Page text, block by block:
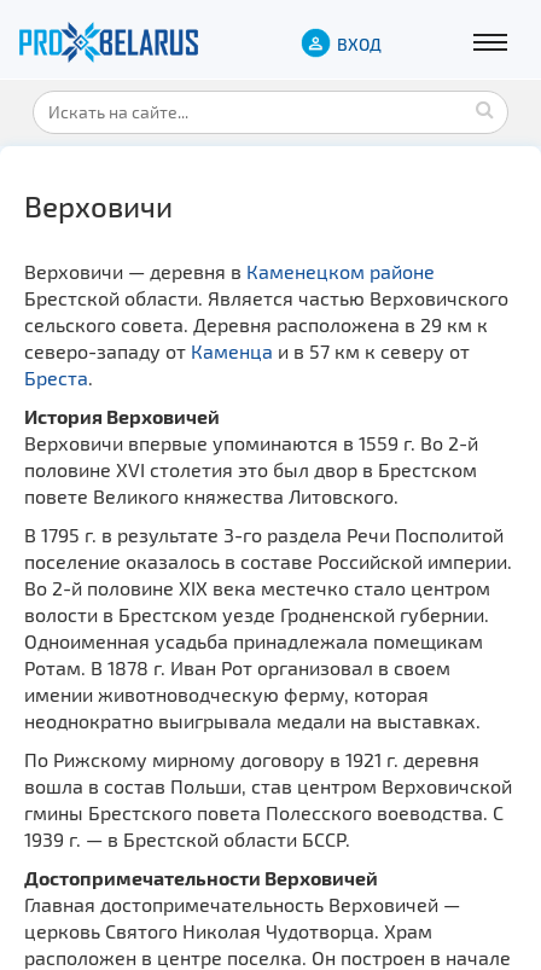
ВХОД
Верховичи
Верховичи — деревня в Каменецком районе
Брестской области. Является частью Верховичского
сельского совета. Деревня расположена в 29 км к
северо-западу от Каменца и в 57 км к северу от
Бреста
История Верховичей
Верховичи впервые упоминаются в 1559 г. Во 2-й
половине XVI столетия это был двор в Брестском
повете Великого княжества Литовского.
В 1795 г. в результате 3-го раздела Речи Посполитой
поселение оказалось в составе Российской империи.
Во 2-й половине XIX века местечко стало центром
волости в Брестском уезде Гродненской губернии.
Одноименная усадьба принадлежала помещикам
Ротам. В 1878 г. Иван Рот организовал в своем
имении животноводческую ферму, которая
неоднократно выигрывала медали на выставках.
По Рижскому мирному договору в 1921 г. деревня
вошла в состав Польши, став центром Верховичской
гмины Брестского повета Полесского воеводства. С
1939 г. — в Брестской области БССР.
Достопримечательности Верховичей
Главная достопримечательность Верховичей —
церковь Святого Николая Чудотворца. Храм
расположен в центре поселка. Он построен в начале